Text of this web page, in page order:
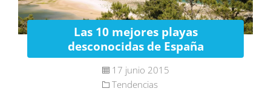
Las 10 mejores playas
desconocidas de España
17 junio 2015
Tendencias